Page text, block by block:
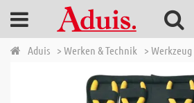
Aduis > Werken & Technik > Werkzeug